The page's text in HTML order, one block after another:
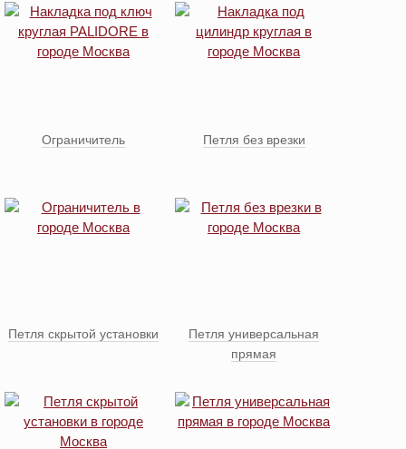
Ограничитель Петля без врезки
Петля скрытой установки
Петля универсальная
прямая